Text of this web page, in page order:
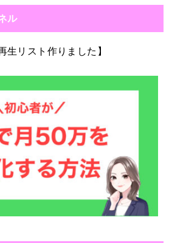
ル
生リスト作りました】